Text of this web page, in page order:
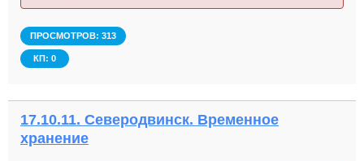
ПРОСМОТРОВ: 313
КП: 0
17.10.11. Северодвинск. Временное
хранение